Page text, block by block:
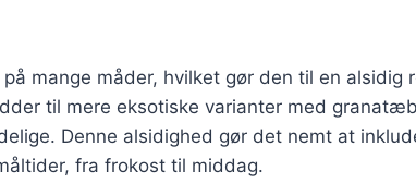
mange måder, hvilket gør den til en alsidig
til mere eksotiske varianter med
Denne alsidighed gør det nemt at
fra frokost til middag.